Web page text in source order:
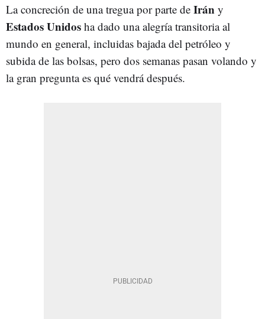
La concreción de una tregua por parte de Irán y
Estados Unidos ha dado una alegría transitoria al
mundo en general, incluidas bajada del petróleo y
subida de las bolsas, pero dos semanas pasan volando y
la gran pregunta es qué vendrá después.